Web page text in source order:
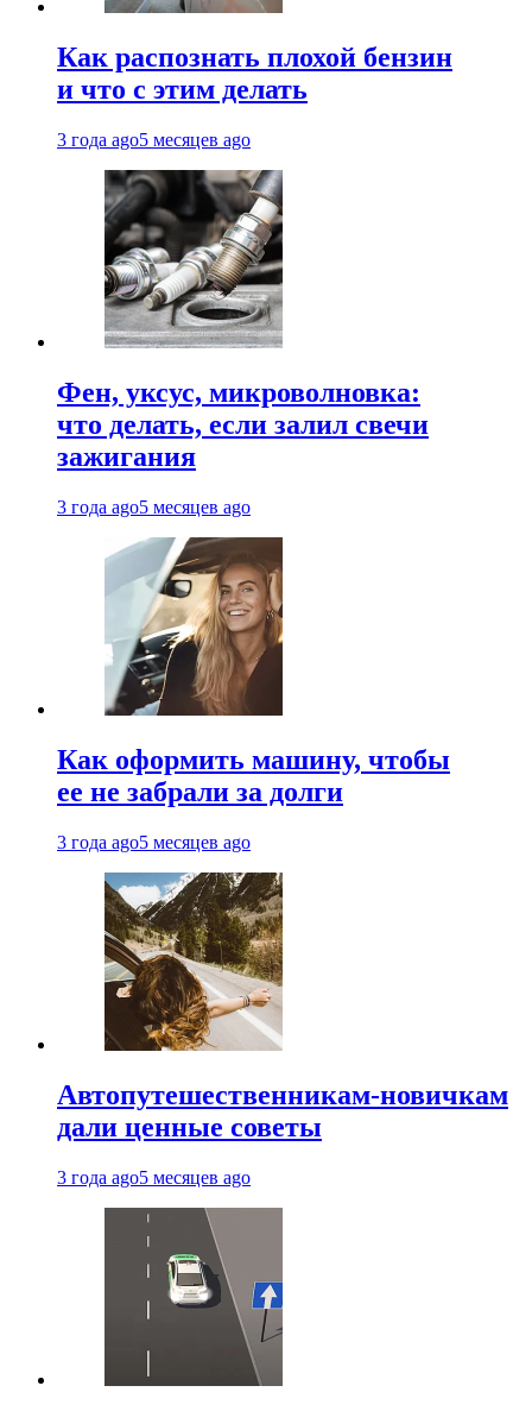
Как распознать плохой бензин
и что с этим делать
3 года ago5 месяцев ago
Фен, уксус, микроволновка:
что делать, если залил свечи
зажигания
3 года ago5 месяцев ago
Как оформить машину, чтобы
ее не забрали за долги
3 года ago5 месяцев ago
Автопутешественникам-новичкам
дали ценные советы
3 года ago5 месяцев ago